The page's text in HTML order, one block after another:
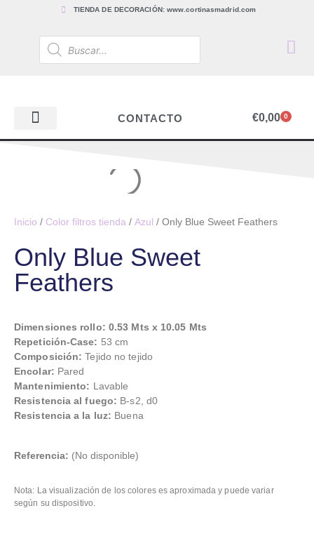
TIENDA DE DECORACIÓN: www.cortinasmadrid.com
CONTACTO €0,00 0
Inicio / Color filtros tienda / Azul / Only Blue Sweet Feathers
Only Blue Sweet
Feathers
Dimensiones rollo: 0.53 Mts x 10.05 Mts
Repetición-Case: 53 cm
Composición: Tejido no tejido
Encolar: Pared
Mantenimiento: Lavable
Resistencia al fuego: B-s2, d0
Resistencia a la luz: Buena
Referencia: (No disponible)
Nota: La visualización de los colores es aproximada y puede variar
según su dispositivo.